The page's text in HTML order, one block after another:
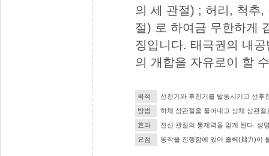
의 세 관절) ; 허리, 척추
절) 로 하여금 무한하게
징입니다. 태극권의 내
의 개합을 자유로이 할
목적
선천기와 후천기를 발동시키고 선후
방법
하체 삼관절을 풀어내고 상체 삼관
효과
전신 관절의 통제력을 얻게 된다. 생
요점
동작을 진행함에 있어 졸력(拙力)이